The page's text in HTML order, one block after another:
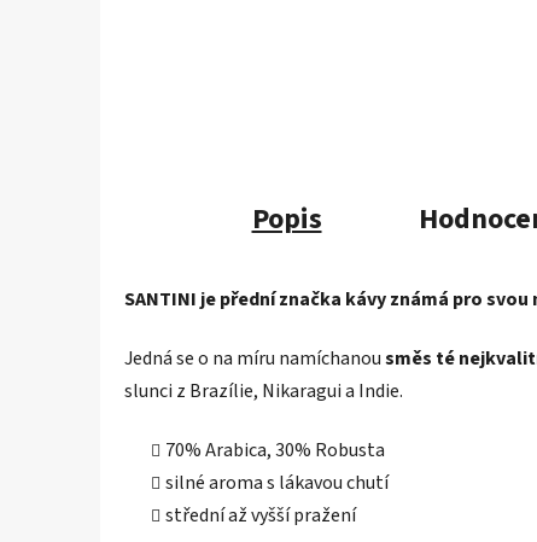
Popis
SANTINI je přední značka kávy známá pro
Jedná se o na míru namíchanousměs té
slunci z Brazílie, Nikaragui a Indie.
70% Arabica, 30% Robusta
silné aroma s lákavou chutí
střední až vyšší pražení